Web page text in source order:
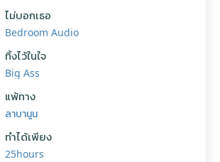
ไม่บอกเธอ
Bedroom Audio
ทิ้งไว้ในใจ
Big Ass
แพ้ทาง
ลาบานูน
ทำได้เพียง
25hours